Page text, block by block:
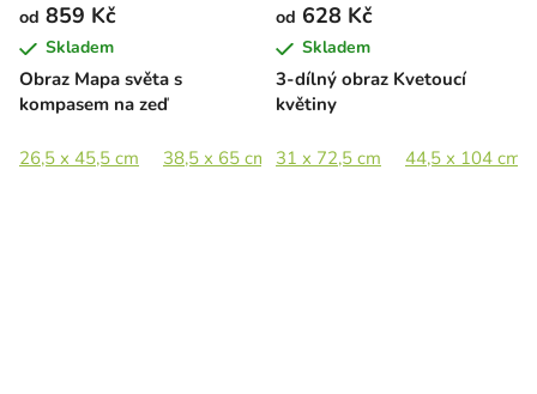
Obraz Mapa světa s
kompasem na zeď
od 859 Kč
Skladem
26,5 x 45,5 cm 38,5 x 65 cm 52,5 x 89 cm 78,5 x 133 cm
3-dílný obraz Kvetoucí
květiny
od 628 Kč
Skladem
31 x 72,5 cm 44,5 x 104 cm